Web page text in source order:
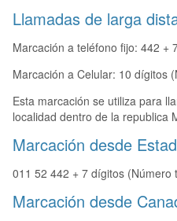
Llamadas de larga
Marcación a teléfono fijo: 442 +
Marcación a Celular: 10 dígitos
Esta marcación se utiliza para
localidad dentro de la republica
Marcación desde
011 52 442 + 7 dígitos (Número
Marcación desde